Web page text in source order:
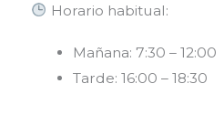
Horario habitual:
Mañana: 7:30 – 12:00
Tarde: 16:00 – 18:30